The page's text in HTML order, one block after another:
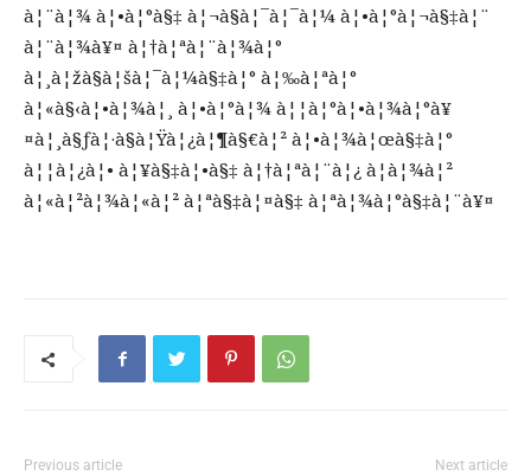
à¦¨à¦¾ à¦•à¦°à§‡ à¦¬à§à¦¯à¦¯à¦¼ à¦•à¦°à¦¬à§‡à¦¨
à¦¨à¦¾à¥¤ à¦†à¦ªà¦¨à¦¾à¦°
à¦¸à¦žà§à¦šà¦¯à¦¼à§‡à¦° à¦‰à¦ªà¦°
à¦«à§‹à¦•à¦¾à¦¸ à¦•à¦°à¦¾ à¦¦à¦°à¦•à¦¾à¦°à¥
¤à¦¸à§ƒà¦·à§à¦Ÿà¦¿à¦¶à§€à¦² à¦•à¦¾à¦œà§‡à¦°
à¦¦à¦¿à¦• à¦¥à§‡à¦•à§‡ à¦†à¦ªà¦¨à¦¿ à¦­à¦¾à¦²
à¦«à¦²à¦¾à¦«à¦² à¦ªà§‡à¦¤à§‡ à¦ªà¦¾à¦°à§‡à¦¨à¥¤
Previous article Next article